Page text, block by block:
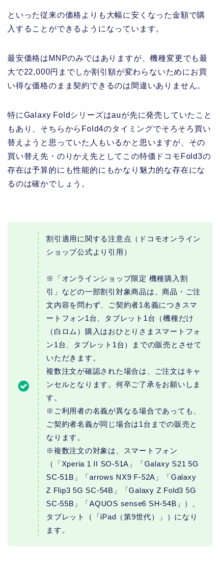
といった従来の価格よりも大幅に安くなった金額で購
入することができるようになっています。
最安価格はMNPのみではありますが、機種変更でも最
大で22,000円までしか割引額が変わらないためにお買
い得な価格のまま契約できるのは間違いありません。
特にGalaxy Foldシリーズはauが先に発売していたこと
もあり、そちらからFold4のタイミングでそろそろ買い
替えようと思っていた人もいるかと思いますが、その
買い替え先・のりかえ先としてこの特価ドコモFold3の
存在は予算的にも性能的にもかなり魅力的な存在にな
るのは確かでしょう。
割引適用に関する注意点（ドコモオンライン
ショップ公式より引用）
※「オンラインショップ限定 機種購入割
引」などの一部割引対象商品は、商品・ご注
文内容を問わず、ご契約者1名義につきスマ
ートフォン1台、タブレット1台（機種だけ
（白ロム）購入はおひとりさまスマートフォ
ン1台、タブレット1台）までの販売とさせて
いただきます。
複数注文が確認された場合は、ご注文はキャ
ンセルとなります。何卒ご了承をお願いしま
す。
※ご利用者の名義が異なる場合であっても、
ご契約者名義が同じ場合は1台までの販売と
なります。
※複数注文の対象は、スマートフォン
（「Xperia 1 II SO-51A」「Galaxy S21 5G
SC-51B」「arrows NX9 F-52A」「Galaxy
Z Flip3 5G SC-54B」「Galaxy Z Fold3 5G
SC-55B」「AQUOS sense6 SH-54B」）、
タブレット（「iPad（第9世代）」）になり
ます。